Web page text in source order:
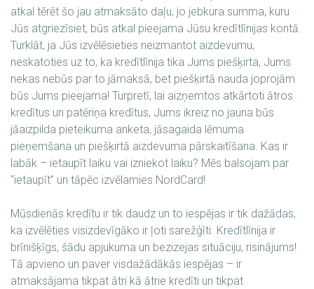
atkal tērēt šo jau atmaksāto daļu, jo jebkura summa, kuru
Jūs atgriezīsiet, būs atkal pieejama Jūsu kredītlīnijas kontā.
Turklāt, ja Jūs izvēlēsieties neizmantot aizdevumu,
neskatoties uz to, ka kredītlīnija tika Jums piešķirta, Jums
nekas nebūs par to jāmaksā, bet piešķirtā nauda joprojām
būs Jums pieejama! Turpretī, lai aizņemtos atkārtoti ātros
kredītus un patēriņa kredītus, Jums ikreiz no jauna būs
jāaizpilda pieteikuma anketa, jāsagaida lēmuma
pieņemšana un piešķirtā aizdevuma pārskaitīšana. Kas ir
labāk – ietaupīt laiku vai izniekot laiku? Mēs balsojam par
“ietaupīt” un tāpēc izvēlamies NordCard!
Mūsdienās kredītu ir tik daudz un to iespējas ir tik dažādas,
ka izvēlēties visizdevīgāko ir ļoti sarežģīti. Kredītlīnija ir
brīnišķīgs, šādu apjukuma un bezizejas situāciju, risinājums!
Tā apvieno un paver visdažādākās iespējas – ir
atmaksājama tikpat ātri kā ātrie kredīti un tikpat